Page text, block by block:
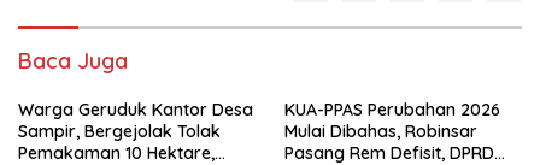
Baca Juga
Warga Geruduk Kantor Desa
Sampir, Bergejolak Tolak
Pemakaman 10 Hektare,
KUA-PPAS Perubahan 2026
Mulai Dibahas, Robinsar
Pasang Rem Defisit, DPRD